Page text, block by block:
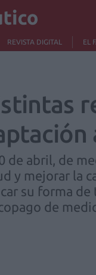
REVISTA DIGITAL EL
de abril, de
y mejorar la
su forma de
de